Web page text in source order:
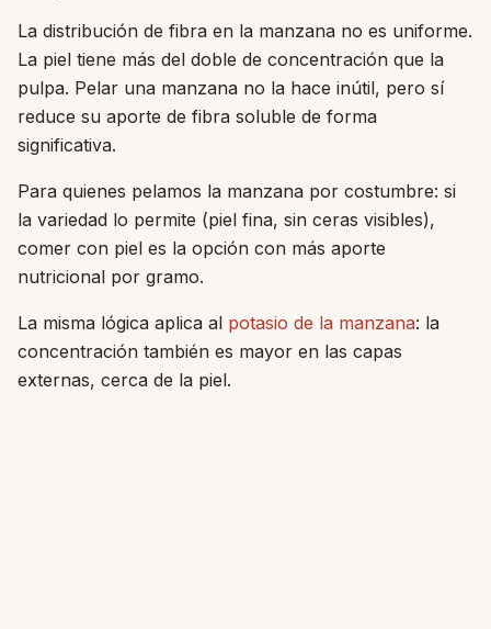
La distribución de fibra en la manzana no es uniforme.
La piel tiene más del doble de concentración que la
pulpa. Pelar una manzana no la hace inútil, pero sí
reduce su aporte de fibra soluble de forma
significativa.
Para quienes pelamos la manzana por costumbre: si
la variedad lo permite (piel fina, sin ceras visibles),
comer con piel es la opción con más aporte
nutricional por gramo.
La misma lógica aplica al potasio de la manzana: la
concentración también es mayor en las capas
externas, cerca de la piel.